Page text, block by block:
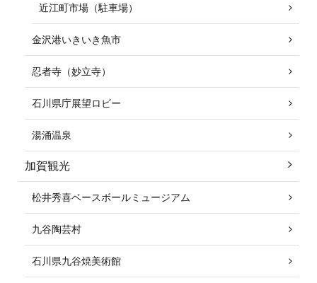
近江町市場（駐車場）
金沢港いきいき魚市
忍者寺（妙立寺）
石川県庁展望ロビー
湯涌温泉
加賀観光
松井秀喜ベースボールミュージアム
九谷陶芸村
石川県九谷焼美術館